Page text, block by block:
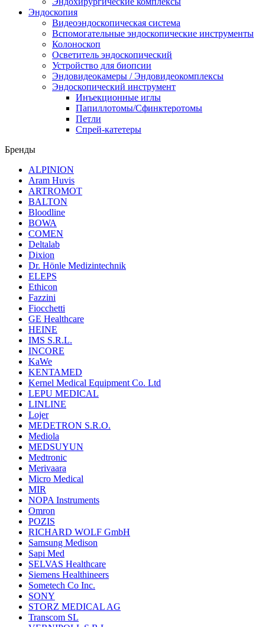
Эндоскопия
Видеоэндоскопическая система
Вспомогательные эндоскопические инструменты
Колоноскоп
Осветитель эндоскопический
Устройство для биопсии
Эндовидеокамеры / Эндовидеокомплексы
Эндоскопический инструмент
Инъекционные иглы
Папиллотомы/Сфинктеротомы
Петли
Спрей-катетеры
Бренды
ALPINION
Aram Huvis
ARTROMOT
BALTON
Bloodline
BOWA
COMEN
Deltalab
Dixion
Dr. Hönle Medizintechnik
ELEPS
Ethicon
Fazzini
Fiocchetti
GE Healthcare
HEINE
IMS S.R.L.
INCORE
KaWe
KENTAMED
Kernel Medical Equipment Co. Ltd
LEPU MEDICAL
LINLINE
Lojer
MEDETRON S.R.O.
Mediola
MEDSUYUN
Medtronic
Merivaara
Micro Medical
MIR
NOPA Instruments
Omron
POZIS
RICHARD WOLF GmbH
Samsung Medison
Sapi Med
SELVAS Healthcare
Siemens Healthineers
Sometech Co Inc.
SONY
STORZ MEDICAL AG
Transcom SL